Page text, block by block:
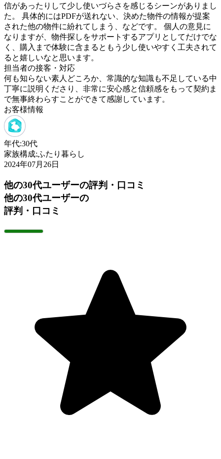
信があったりして少し使いづらさを感じるシーンがありまし
た。 具体的にはPDFが送れない、決めた物件の情報が提案
された他の物件に紛れてしまう、などです。 個人の意見に
なりますが、物件探しをサポートするアプリとしてだけでな
く、購入まで体験に含まるともう少し使いやすく工夫されて
ると嬉しいなと思います。
担当者の接客・対応
何も知らない素人どころか、常識的な知識も不足している中
丁寧に説明くださり、非常に安心感と信頼感をもって契約ま
で無事終わらすことができて感謝しています。
お客様情報
年代:30代
家族構成:ふたり暮らし
2024年07月26日
他の30代ユーザーの評判・口コミ
他の30代ユーザーの
評判・口コミ